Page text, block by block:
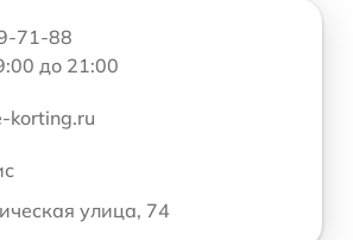
71-88
до 21:00
korting.ru
улица, 74